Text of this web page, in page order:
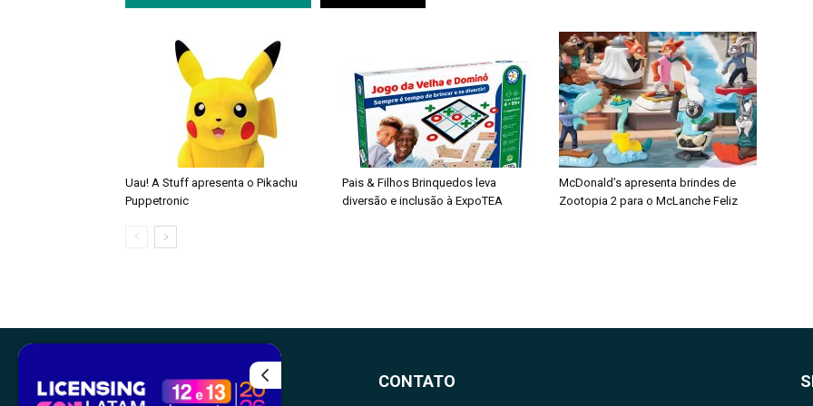
Uau! A Stuff apresenta o Pikachu
Puppetronic
Pais & Filhos Brinquedos leva
diversão e inclusão à ExpoTEA
McDonald’s apresenta brindes de
Zootopia 2 para o McLanche Feliz
CONTATO